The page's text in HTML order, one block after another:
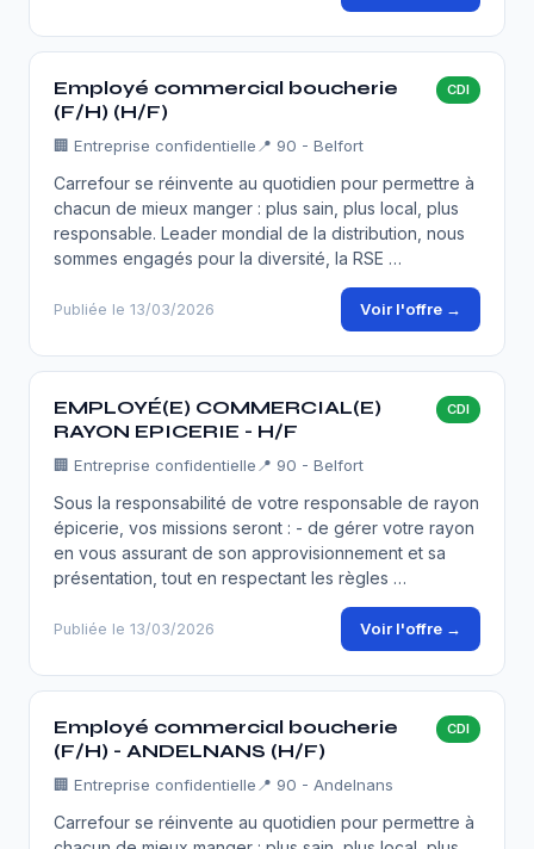
Employé commercial boucherie
(F/H) (H/F)
CDI
🏢 Entreprise confidentielle 📍 90 - Belfort
Carrefour se réinvente au quotidien pour permettre à
chacun de mieux manger : plus sain, plus local, plus
responsable. Leader mondial de la distribution, nous
sommes engagés pour la diversité, la RSE …
Publiée le 13/03/2026 Voir l'offre →
EMPLOYÉ(E) COMMERCIAL(E)
RAYON EPICERIE - H/F
CDI
🏢 Entreprise confidentielle 📍 90 - Belfort
Sous la responsabilité de votre responsable de rayon
épicerie, vos missions seront : - de gérer votre rayon
en vous assurant de son approvisionnement et sa
présentation, tout en respectant les règles …
Publiée le 13/03/2026 Voir l'offre →
Employé commercial boucherie
(F/H) - ANDELNANS (H/F)
CDI
🏢 Entreprise confidentielle 📍 90 - Andelnans
Carrefour se réinvente au quotidien pour permettre à